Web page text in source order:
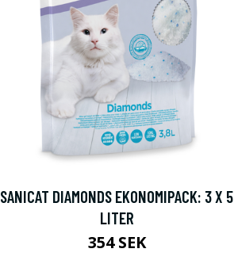
SANICAT DIAMONDS EKONOMIPACK: 3 X 5
LITER
354 SEK